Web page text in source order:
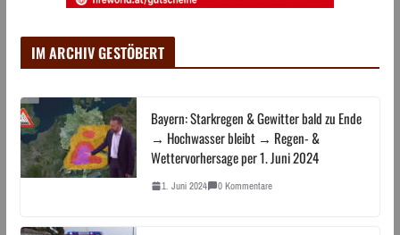
IM ARCHIV GESTÖBERT
Bayern: Starkregen & Gewitter bald zu Ende
→ Hochwasser bleibt → Regen- &
Wettervorhersage per 1. Juni 2024
1. Juni 2024 0 Kommentare